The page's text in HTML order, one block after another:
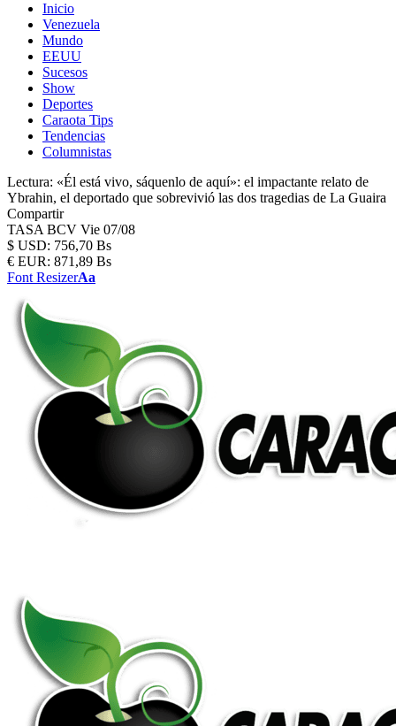
Inicio
Venezuela
Mundo
EEUU
Sucesos
Show
Deportes
Caraota Tips
Tendencias
Columnistas
Lectura: «Él está vivo, sáquenlo de aquí»: el impactante relato de
Ybrahin, el deportado que sobrevivió las dos tragedias de La Guaira
Compartir
TASA BCV Vie 07/08
$ USD: 756,70 Bs
€ EUR: 871,89 Bs
Font ResizerAa